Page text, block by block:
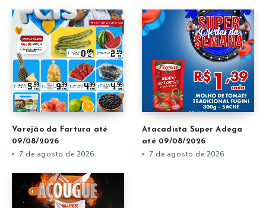
Varejão da Fartura até
09/08/2026
7 de agosto de 2026
Atacadista Super Adega
até 09/08/2026
7 de agosto de 2026